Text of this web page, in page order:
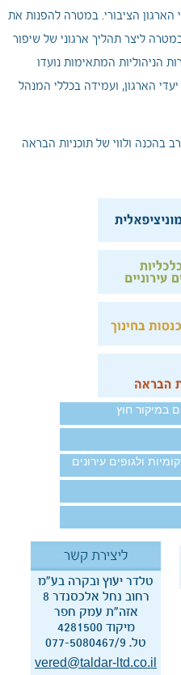
במיקור חוץ
ולגופים עירונים
ליצירת קשר
טלדר יעוץ ובקרה בע“מ
רחוב נחל אלכסנדר 8
אזה"ת עמק חפר
מיקוד 4281500
טל. 077-5080467/9
vered@taldar-ltd.co.il
הציבורי. במטרה להפנות את
ליצר תהליך ארגוני של שיפור
הניהוליות המתאימות נועדו
הארגון, ועמידה בכללי המנהל
בהכנה ולווי של תוכניות הבראה